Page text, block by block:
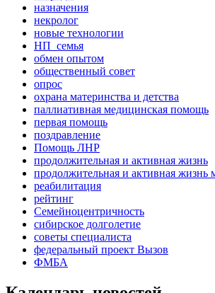
назначения
некролог
новые технологии
НП_семья
обмен опытом
общественный совет
опрос
охрана материнства и детства
паллиативная медицинская помощь
первая помощь
поздравление
Помощь ЛНР
продолжительная и активная жизнь
продолжительная и активная жизнь
реабилитация
рейтинг
Семейноцентричность
сибирское долголетие
советы специалиста
федеральный проект Вызов
ФМБА